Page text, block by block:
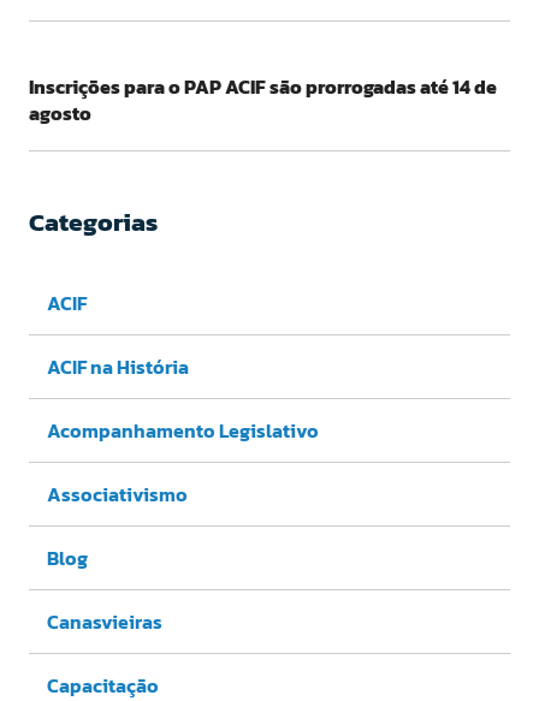
Inscrições para o PAP ACIF são prorrogadas até 14 de
agosto
Categorias
ACIF
ACIF na História
Acompanhamento Legislativo
Associativismo
Blog
Canasvieiras
Capacitação